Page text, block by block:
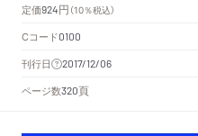
定価924円 （10％税込）
Cコード0100
刊行日 2017/12/06
ページ数320頁